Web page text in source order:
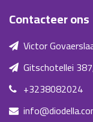
Contacteer ons
Victor
Gitschotellei
+3238082024